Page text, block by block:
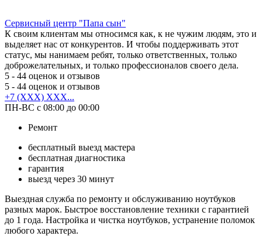
Сервисный центр "Папа сын"
К своим клиентам мы относимся как, к не чужим людям, это и
выделяет нас от конкурентов. И чтобы поддерживать этот
статус, мы нанимаем ребят, только ответственных, только
доброжелательных, и только профессионалов своего дела.
5 - 44 оценок и отзывов
5 - 44 оценок и отзывов
+7 (XXX) XXX...
ПН-ВС с 08:00 до 00:00
Ремонт
бесплатный выезд мастера
бесплатная диагностика
гарантия
выезд через 30 минут
Выездная служба по ремонту и обслуживанию ноутбуков
разных марок. Быстрое восстановление техники с гарантией
до 1 года. Настройка и чистка ноутбуков, устранение поломок
любого характера.